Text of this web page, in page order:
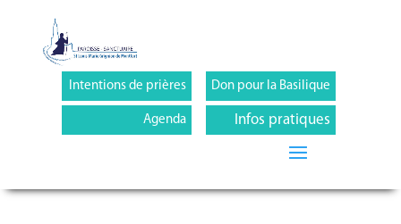
Intentions de prières
Agenda
Don pour la Basilique
Infos pratiques